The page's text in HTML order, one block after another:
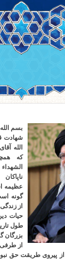
بسم الله
شهادت
الله
که
عظیمه
گونه
از
حیات
طول
بزرگان
از طرفی
از پیروی طریقت حق